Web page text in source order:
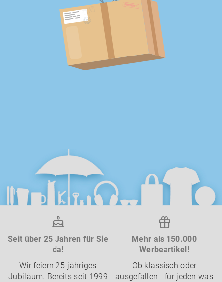
Seit über 25 Jahren für Sie
da!
Wir feiern 25-jähriges
Jubiläum. Bereits seit 1999
Mehr als 150.000
Werbeartikel!
Ob klassisch oder
ausgefallen - für jeden was